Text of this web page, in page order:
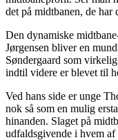
det på midtbanen, de har
Den dynamiske
Jørgensen bliver en
Søndergaard som
indtil videre er blevet til
Ved hans side er unge
nok så som en mulig
hinanden. Slaget på
udfaldsgivende i hvem af